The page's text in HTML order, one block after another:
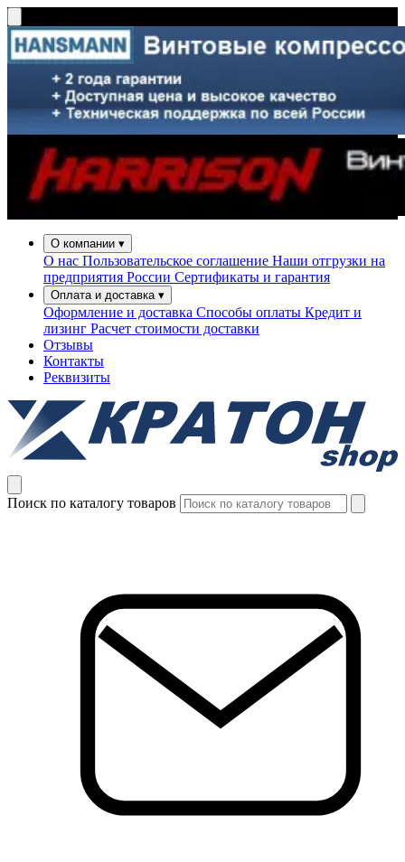
О компании ▾
О нас Пользовательское соглашение Наши отгрузки на
предприятия России Сертификаты и гарантия
Оплата и доставка ▾
Оформление и доставка Способы оплаты Кредит и
лизинг Расчет стоимости доставки
Отзывы
Контакты
Реквизиты
Поиск по каталогу товаров